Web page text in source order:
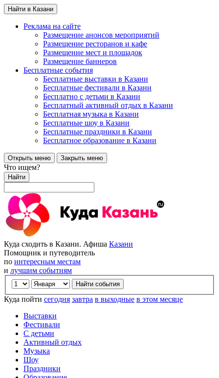
Найти в Казани
Реклама на сайте
Размещение анонсов мероприятий
Размещение ресторанов и кафе
Размещение мест и площадок
Размещение баннеров
Бесплатные события
Бесплатные выставки в Казани
Бесплатные фестивали в Казани
Бесплатно с детьми в Казани
Бесплатный активный отдых в Казани
Бесплатная музыка в Казани
Бесплатные шоу в Казани
Бесплатные праздники в Казани
Бесплатное образование в Казани
Открыть меню Закрыть меню
Что ищем?
Найти
Куда сходить в Казани. Афиша Казани
Помощник и путеводитель
по интересным местам
и лучшим событиям
Куда пойти сегодня завтра в выходные в этом месяце
Выставки
Фестивали
С детьми
Активный отдых
Музыка
Шоу
Праздники